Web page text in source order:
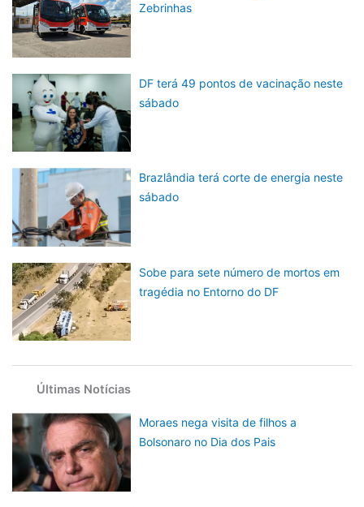
Zebrinhas
DF terá 49 pontos de vacinação neste
sábado
Brazlândia terá corte de energia neste
sábado
Sobe para sete número de mortos em
tragédia no Entorno do DF
Últimas Notícias
Moraes nega visita de filhos a
Bolsonaro no Dia dos Pais